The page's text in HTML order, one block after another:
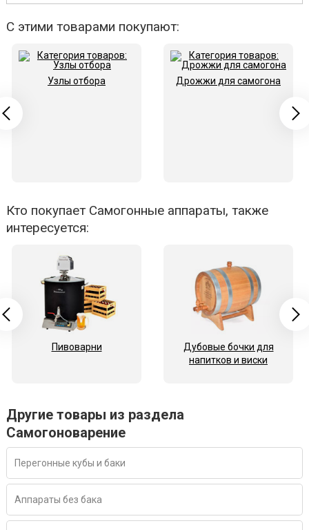
С этими товарами покупают:
Узлы отбора Дрожжи для самогона
Кто покупает Самогонные аппараты, также
интересуется:
Пивоварни
Дубовые бочки для
напитков и виски
Другие товары из раздела
Самогоноварение
Перегонные кубы и баки
Аппараты без бака